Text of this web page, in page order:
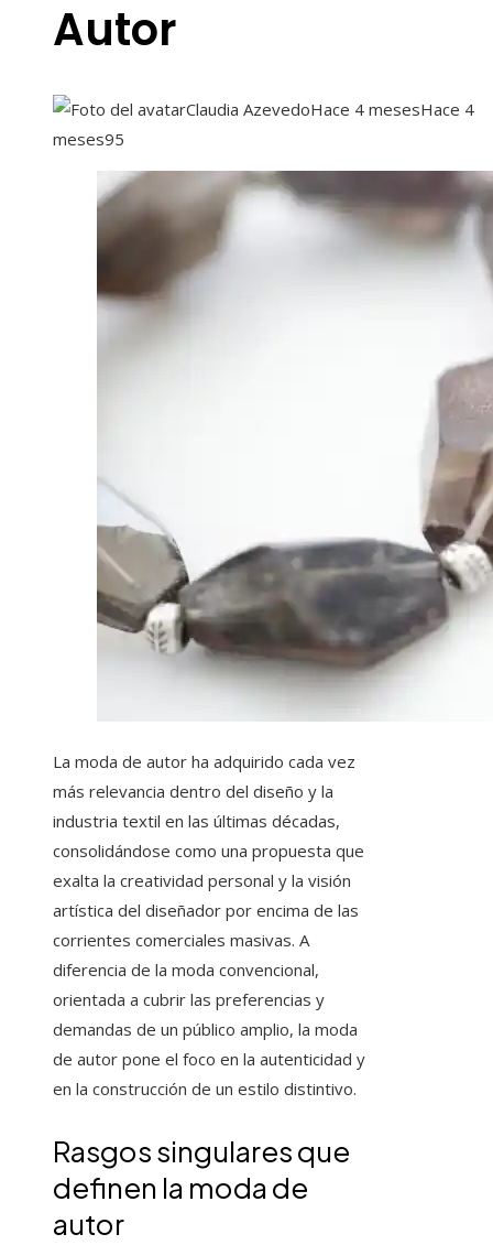
Autor
Claudia AzevedoHace 4 mesesHace 4
meses95
La moda de autor ha adquirido cada vez
más relevancia dentro del diseño y la
industria textil en las últimas décadas,
consolidándose como una propuesta que
exalta la creatividad personal y la visión
artística del diseñador por encima de las
corrientes comerciales masivas. A
diferencia de la moda convencional,
orientada a cubrir las preferencias y
demandas de un público amplio, la moda
de autor pone el foco en la autenticidad y
en la construcción de un estilo distintivo.
Rasgos singulares que
definen la moda de
autor